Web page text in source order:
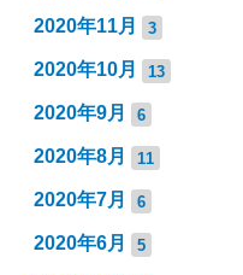
2020年11月 3
2020年10月 13
2020年9月 6
2020年8月 11
2020年7月 6
2020年6月 5